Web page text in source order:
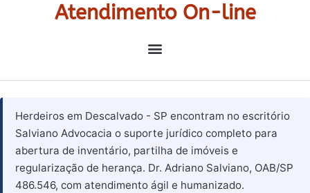
Atendimento On-line
Herdeiros em Descalvado - SP encontram no escritório
Salviano Advocacia o suporte jurídico completo para
abertura de inventário, partilha de imóveis e
regularização de herança. Dr. Adriano Salviano, OAB/SP
486.546, com atendimento ágil e humanizado.